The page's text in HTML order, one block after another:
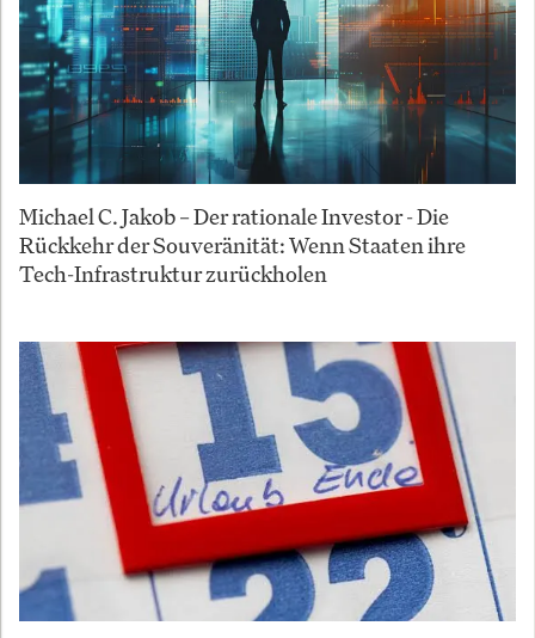
Michael C. Jakob – Der rationale Investor - Die
Rückkehr der Souveränität: Wenn Staaten ihre
Tech-Infrastruktur zurückholen